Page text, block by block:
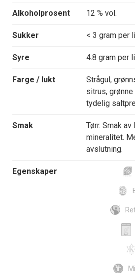
Alkoholprosent 12 % vol.
Sukker < 3 gram per
Syre 4.8 gram per
Farge / lukt
Strågul,
sitrus,
tydelig
Smak
Tørr. Smak
mineralitet.
avslutning.
Egenskaper